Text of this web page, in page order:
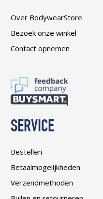
Over BodywearStore
Bezoek onze winkel
Contact opnemen
SERVICE
Bestellen
Betaalmogelijkheden
Verzendmethoden